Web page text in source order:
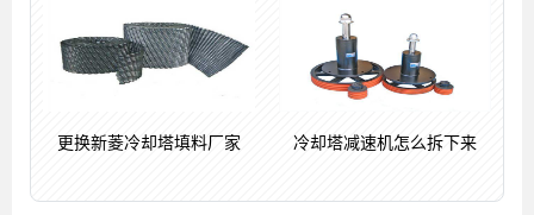
更换新菱冷却塔填料厂家 冷却塔减速机怎么拆下来